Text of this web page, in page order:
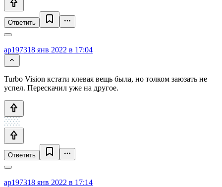
Ответить
ap197318 янв 2022 в 17:04
Turbo Vision кстати клевая вещь была, но толком заюзать не
успел. Перескачил уже на другое.
Ответить
ap197318 янв 2022 в 17:14